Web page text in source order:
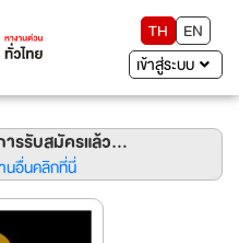
TH
EN
เข้าสู่ระบบ
รรับสมัครแล้ว...
นอื่นคลิกที่นี่